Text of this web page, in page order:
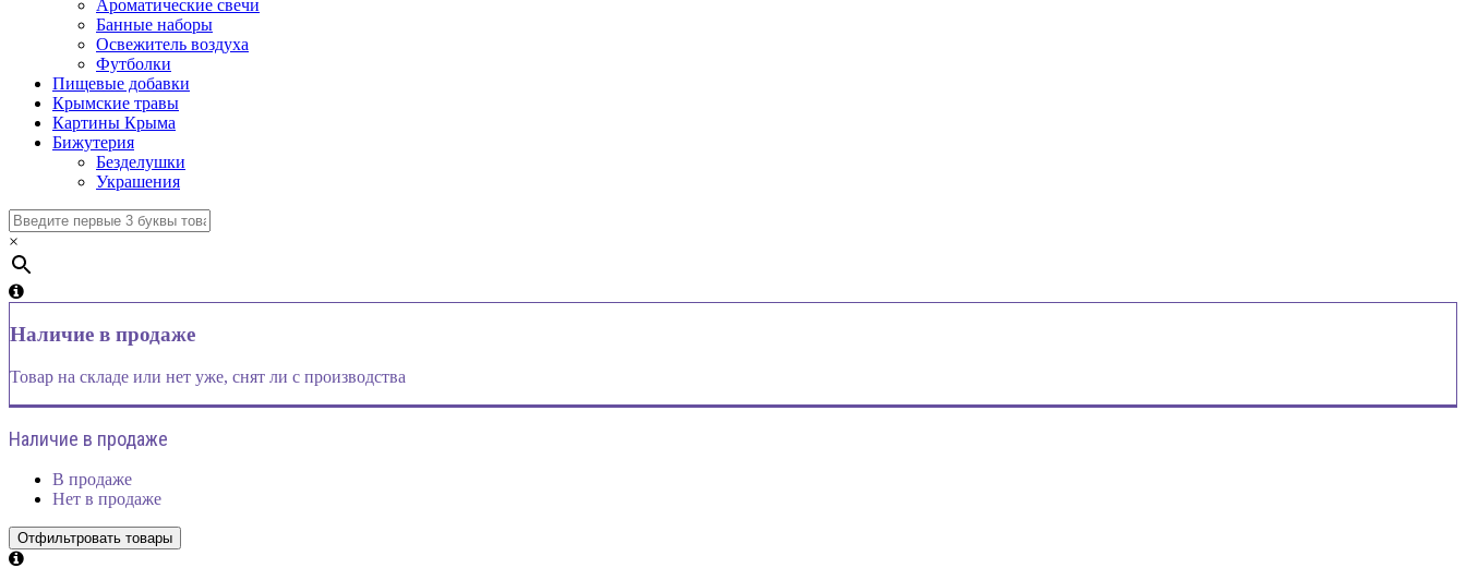
Ароматические свечи
Банные наборы
Освежитель воздуха
Футболки
Пищевые добавки
Крымские травы
Картины Крыма
Бижутерия
Безделушки
Украшения
×
Наличие в продаже
Товар на складе или нет уже, снят ли с производства
Наличие в продаже
В продаже
Нет в продаже